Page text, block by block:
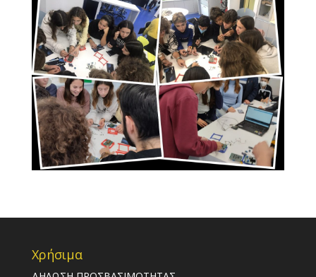
Χρήσιμα